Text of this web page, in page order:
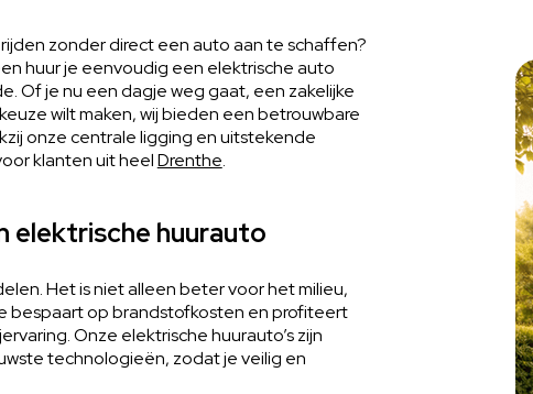
zonder direct een auto aan te schaffen?
huur je eenvoudig een elektrische auto
Of je nu een dagje weg gaat, een zakelijke
wilt maken, wij bieden een betrouwbare
onze centrale ligging en uitstekende
klanten uit heelDrenthe.
elektrische huurauto
Het is niet alleen beter voor het milieu,
bespaart op brandstofkosten en profiteert
Onze elektrische huurauto’s zijn
technologieën, zodat je veilig en